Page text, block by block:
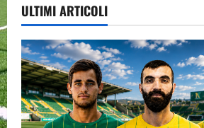
ULTIMI ARTICOLI